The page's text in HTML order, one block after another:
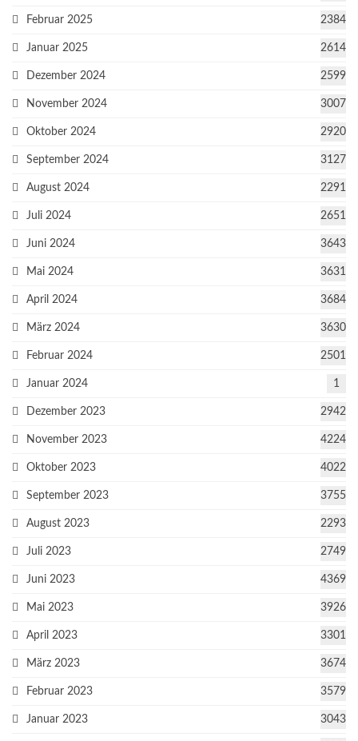
Februar 2025 2384
Januar 2025 2614
Dezember 2024 2599
November 2024 3007
Oktober 2024 2920
September 2024 3127
August 2024 2291
Juli 2024 2651
Juni 2024 3643
Mai 2024 3631
April 2024 3684
März 2024 3630
Februar 2024 2501
Januar 2024 1
Dezember 2023 2942
November 2023 4224
Oktober 2023 4022
September 2023 3755
August 2023 2293
Juli 2023 2749
Juni 2023 4369
Mai 2023 3926
April 2023 3301
März 2023 3674
Februar 2023 3579
Januar 2023 3043